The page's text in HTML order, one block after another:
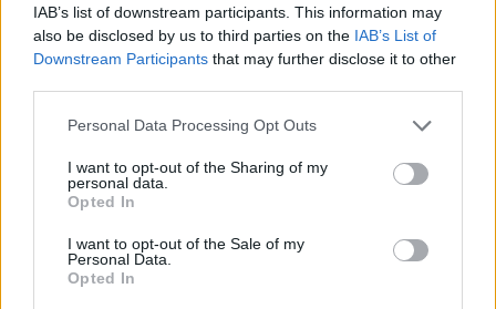
IAB’s list of downstream participants. This information may
also be disclosed by us to third parties on the IAB’s List of
Downstream Participants that may further disclose it to other
Personal Data Processing Opt Outs
I want to opt-out of the Sharing of my
personal data.
Opted In
I want to opt-out of the Sale of my
Personal Data.
Opted In
Ganz ernsthaft: EA Sports wird im Frühjahr ein
neues FC-Fußballspiel veröffentlichen, und es wird
ein rundenbasiertes Strategiespiel sein
Landwirtschafts-Simulator 25: Die Top 10
GamerInfos - 14. Oktober 2023
0
Activision Blizzard übernehmen
GamerInfos